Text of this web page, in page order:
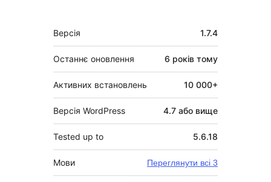
Мета
Версія 1.7.4
Останнє оновлення 6 років тому
Активних встановлень 10 000+
Версія WordPress 4.7 або вище
Tested up to 5.6.18
Мови Переглянути всі 3